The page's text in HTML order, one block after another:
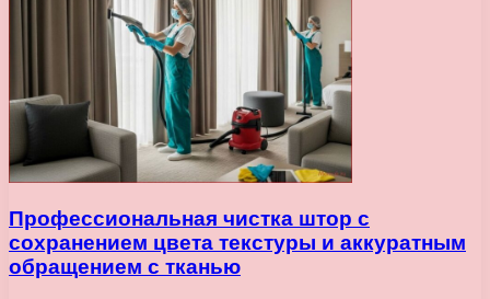
Профессиональная чистка штор с
сохранением цвета текстуры и аккуратным
обращением с тканью